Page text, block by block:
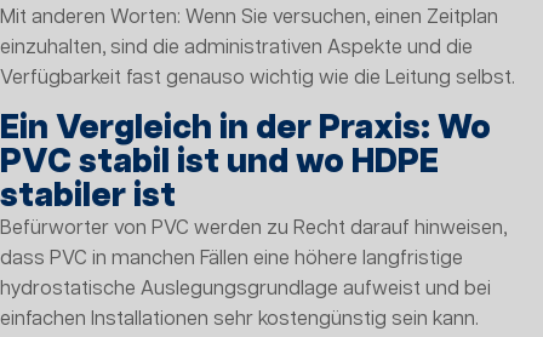
Mit anderen Worten: Wenn Sie versuchen, einen Zeitplan
einzuhalten, sind die administrativen Aspekte und die
Verfügbarkeit fast genauso wichtig wie die Leitung selbst.
Ein Vergleich in der Praxis: Wo
PVC stabil ist und wo HDPE
stabiler ist
Befürworter von PVC werden zu Recht darauf hinweisen,
dass PVC in manchen Fällen eine höhere langfristige
hydrostatische Auslegungsgrundlage aufweist und bei
einfachen Installationen sehr kostengünstig sein kann.